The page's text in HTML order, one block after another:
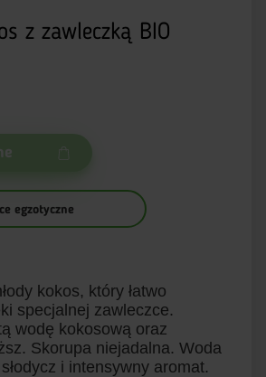
z zawleczką BIO
egzotyczne
kokos, który łatwo
specjalnej zawleczce.
wodę kokosową oraz
Skorupa niejadalna. Woda
i intensywny aromat.